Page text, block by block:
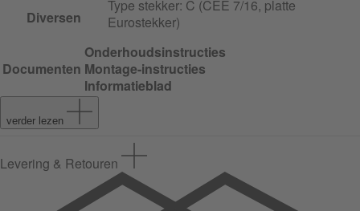
Diversen
Type stekker: C (CEE 7/16, platte
Eurostekker)
Documenten
Onderhoudsinstructies
Montage-instructies
Informatieblad
verder lezen
Levering & Retouren